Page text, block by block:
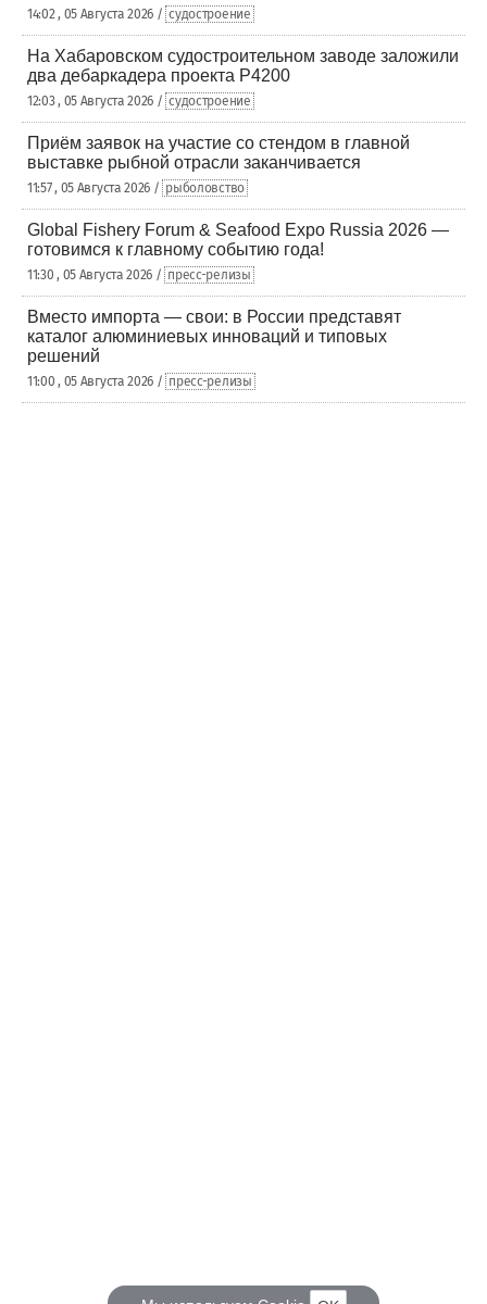
14:02 , 05 Августа 2026 / судостроение
На Хабаровском судостроительном заводе заложили
два дебаркадера проекта Р4200
12:03 , 05 Августа 2026 / судостроение
Приём заявок на участие со стендом в главной
выставке рыбной отрасли заканчивается
11:57 , 05 Августа 2026 / рыболовство
Global Fishery Forum & Seafood Expo Russia 2026 —
готовимся к главному событию года!
11:30 , 05 Августа 2026 / пресс-релизы
Вместо импорта — свои: в России представят
каталог алюминиевых инноваций и типовых
решений
11:00 , 05 Августа 2026 / пресс-релизы